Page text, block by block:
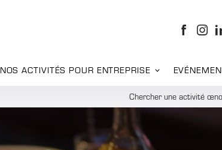
NOS ACTIVITÉS POUR ENTREPRISE
Chercher une activité